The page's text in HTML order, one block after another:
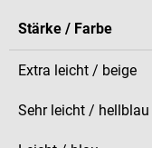
Stärke / Farbe
Extra leicht / beige
Sehr leicht / hellblau